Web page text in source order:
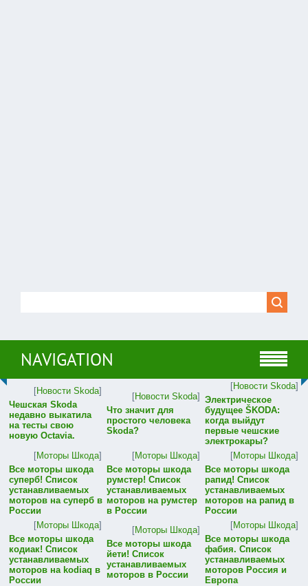
NAVIGATION
[Новости Skoda]
Чешская Skoda
недавно выкатила
на тесты свою
новую Octavia.
[Новости Skoda]
Что значит для
простого человека
Skoda?
[Новости Skoda]
Электрическое
будущее ŠKODA:
когда выйдут
первые чешские
электрокары?
[Моторы Шкода]
Все моторы шкода
суперб! Список
устанавливаемых
моторов на суперб в
России
[Моторы Шкода]
Все моторы шкода
румстер! Список
устанавливаемых
моторов на румстер
в России
[Моторы Шкода]
Все моторы шкода
рапид! Список
устанавливаемых
моторов на рапид в
России
[Моторы Шкода]
Все моторы шкода
кодиак! Список
устанавливаемых
моторов на kodiaq в
России
[Моторы Шкода]
Все моторы шкода
йети! Список
устанавливаемых
моторов в России
[Моторы Шкода]
Все моторы шкода
фабия. Список
устанавливаемых
моторов Россия и
Европа